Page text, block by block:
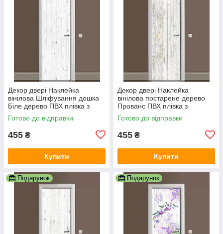
Декор двері Наклейка
вінілова Шліфування дошка
Біле дерево ПВХ плівка з
ламінуванням 600х1800 мм
Текстура Сірий
Готово до відправки
455 ₴
Купити
Декор двері Наклейка
вінілова постарене дерево
Прованс ПВХ плівка з
ламінуванням 600х1800 мм
Текстура Сірий
Готово до відправки
455 ₴
Купити
Подарунок Подарунок